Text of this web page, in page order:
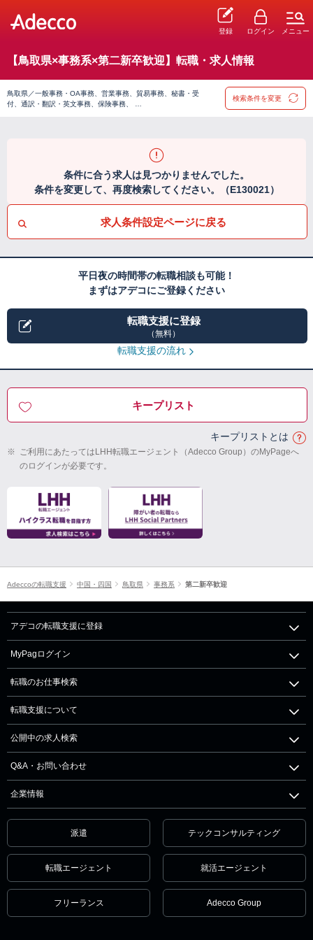
登録 ログイン メニュー
【鳥取県×事務系×第二新卒歓迎】転職・求人情報
鳥取県／一般事務・OA事務、営業事務、貿易事務、秘書・受
付、通訳・翻訳・英文事務、保険事務、 …
検索条件を変更
条件に合う求人は見つかりませんでした。
条件を変更して、再度検索してください。（E130021）
求人条件設定ページに戻る
平日夜の時間帯の転職相談も可能！
まずはアデコにご登録ください
転職支援に登録
（無料）
転職支援の流れ
キープリスト
キープリストとは
※ ご利用にあたってはLHH転職エージェント（Adecco Group）のMyPageへ
のログインが必要です。
Adeccoの転職支援 中国・四国 鳥取県 事務系 第二新卒歓迎
アデコの転職支援に登録
MyPagログイン
転職のお仕事検索
転職支援について
公開中の求人検索
Q&A・お問い合わせ
企業情報
派遣 テックコンサルティング
転職エージェント 就活エージェント
フリーランス Adecco Group